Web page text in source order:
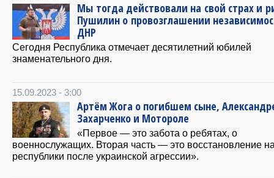
Мы тогда действовали на свой страх и
Пушилин о провозглашении
ДНР
Сегодня Республика отмечает десятилетний юбилей
знаменательного дня.
15.09.2023 - 3:00
Артём Жога о погибшем сыне,
Захарченко и Мотороле
«Первое — это забота о ребятах, о
военнослужащих. Вторая часть — это восстановление
республики после украинской агрессии».